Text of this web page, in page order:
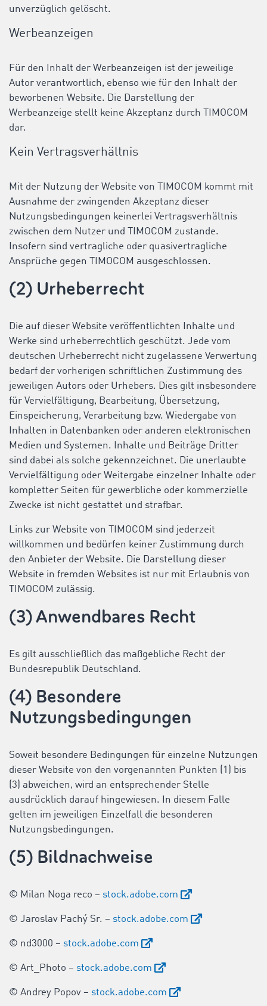
unverzüglich gelöscht.
Werbeanzeigen
Für den Inhalt der Werbeanzeigen ist der jeweilige
Autor verantwortlich, ebenso wie für den Inhalt der
beworbenen Website. Die Darstellung der
Werbeanzeige stellt keine Akzeptanz durch TIMOCOM
dar.
Kein Vertragsverhältnis
Mit der Nutzung der Website von TIMOCOM kommt mit
Ausnahme der zwingenden Akzeptanz dieser
Nutzungsbedingungen keinerlei Vertragsverhältnis
zwischen dem Nutzer und TIMOCOM zustande.
Insofern sind vertragliche oder quasivertragliche
Ansprüche gegen TIMOCOM ausgeschlossen.
(2) Urheberrecht
Die auf dieser Website veröffentlichten Inhalte und
Werke sind urheberrechtlich geschützt. Jede vom
deutschen Urheberrecht nicht zugelassene Verwertung
bedarf der vorherigen schriftlichen Zustimmung des
jeweiligen Autors oder Urhebers. Dies gilt insbesondere
für Vervielfältigung, Bearbeitung, Übersetzung,
Einspeicherung, Verarbeitung bzw. Wiedergabe von
Inhalten in Datenbanken oder anderen elektronischen
Medien und Systemen. Inhalte und Beiträge Dritter
sind dabei als solche gekennzeichnet. Die unerlaubte
Vervielfältigung oder Weitergabe einzelner Inhalte oder
kompletter Seiten für gewerbliche oder kommerzielle
Zwecke ist nicht gestattet und strafbar.
Links zur Website von TIMOCOM sind jederzeit
willkommen und bedürfen keiner Zustimmung durch
den Anbieter der Website. Die Darstellung dieser
Website in fremden Websites ist nur mit Erlaubnis von
TIMOCOM zulässig.
(3) Anwendbares Recht
Es gilt ausschließlich das maßgebliche Recht der
Bundesrepublik Deutschland.
(4) Besondere
Nutzungsbedingungen
Soweit besondere Bedingungen für einzelne Nutzungen
dieser Website von den vorgenannten Punkten (1) bis
(3) abweichen, wird an entsprechender Stelle
ausdrücklich darauf hingewiesen. In diesem Falle
gelten im jeweiligen Einzelfall die besonderen
Nutzungsbedingungen.
(5) Bildnachweise
© Milan Noga reco – stock.adobe.com
© Jaroslav Pachý Sr. – stock.adobe.com
© nd3000 – stock.adobe.com
© Art_Photo – stock.adobe.com
© Andrey Popov – stock.adobe.com